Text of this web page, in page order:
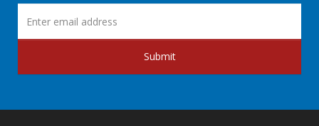
Submit